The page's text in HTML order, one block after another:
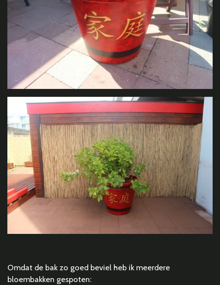
Omdat de bak zo goed beviel heb ik meerdere
bloembakken gespoten: